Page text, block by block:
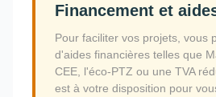
Financement et
Pour faciliter vos projets, vous
d'aides financières telles que
CEE, l'éco-PTZ ou une TVA
est à votre disposition pour